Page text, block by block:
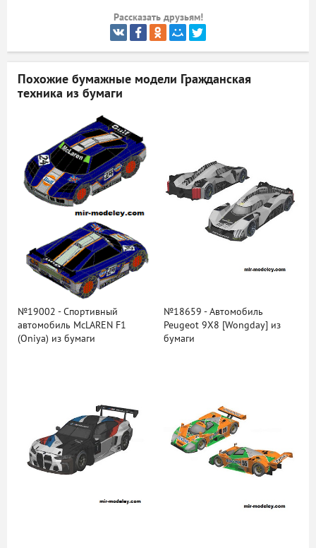
Рассказать друзьям!
Похожие бумажные модели Гражданская
техника из бумаги
№19002 - Спортивный
автомобиль McLAREN F1
(Oniya) из бумаги
№18659 - Автомобиль
Peugeot 9X8 [Wongday] из
бумаги